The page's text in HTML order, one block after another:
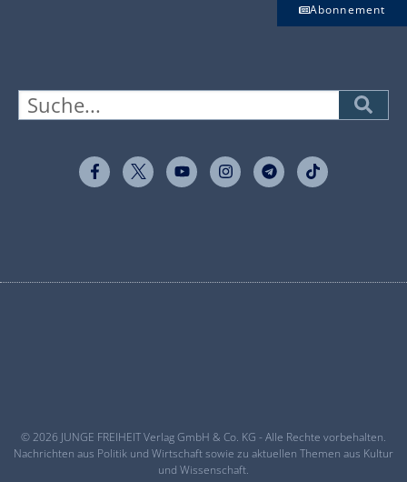
Abonnement
© 2026 JUNGE FREIHEIT Verlag GmbH & Co. KG - Alle Rechte vorbehalten.
Nachrichten aus Politik und Wirtschaft sowie zu aktuellen Themen aus Kultur
und Wissenschaft.